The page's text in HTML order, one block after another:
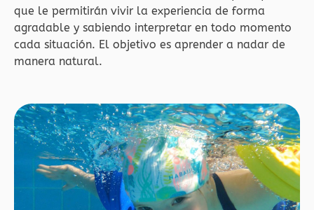
que le permitirán vivir la experiencia de forma
agradable y sabiendo interpretar en todo momento
cada situación. El objetivo es aprender a nadar de
manera natural.